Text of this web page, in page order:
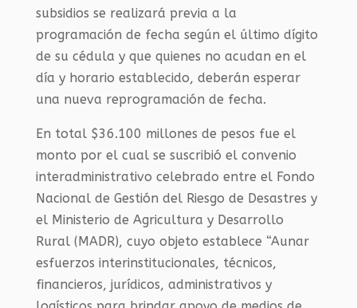
subsidios se realizará previa a la
programación de fecha según el último dígito
de su cédula y que quienes no acudan en el
día y horario establecido, deberán esperar
una nueva reprogramación de fecha.
En total $36.100 millones de pesos fue el
monto por el cual se suscribió el convenio
interadministrativo celebrado entre el Fondo
Nacional de Gestión del Riesgo de Desastres y
el Ministerio de Agricultura y Desarrollo
Rural (MADR), cuyo objeto establece “Aunar
esfuerzos interinstitucionales, técnicos,
financieros, jurídicos, administrativos y